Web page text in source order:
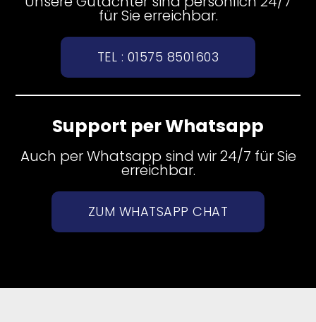
für Sie erreichbar.
TEL : 01575 8501603
Support per Whatsapp
Auch per Whatsapp sind wir 24/7 für Sie
erreichbar.
ZUM WHATSAPP CHAT